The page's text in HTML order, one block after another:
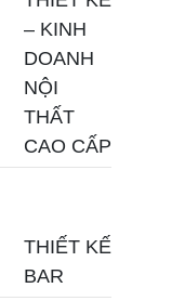
– KINH
DOANH
NỘI
THẤT
CAO CẤP
THIẾT KẾ
BAR